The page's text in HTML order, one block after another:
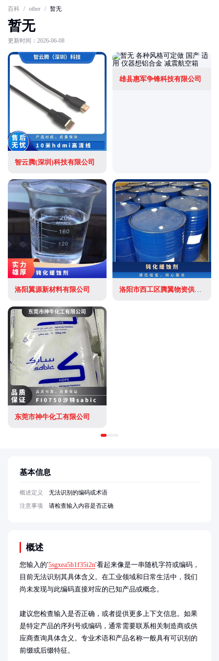
百科 / other / 暂无
暂无
更新时间：2026-06-08
智云腾(深圳)科技有限公司
雄县惠军争锋科技有限公司
洛阳翼源新材料有限公司 洛阳市西工区腾翼物资供应站
东莞市神牛化工有限公司
概述
您输入的'5sgxea5h1f35i2n'看起来像是一串随机字符或编码，
目前无法识别其具体含义。在工业领域和日常生活中，我们
尚未发现与此编码直接对应的已知产品或概念。
建议您检查输入是否正确，或者提供更多上下文信息。如果
是特定产品的序列号或编码，通常需要联系相关制造商或供
应商查询具体含义。专业术语和产品名称一般具有可识别的
前缀或后缀特征。
基本信息
概述定义
无法识别的编码或术语
注意事项
请检查输入内容是否正确